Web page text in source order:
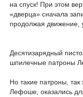
на спуск! При этом
«дверца» сначала
продолжая движение,
Десятизарядный
шпилечные патроны
Но такие патроны,
Лефоше, оказались